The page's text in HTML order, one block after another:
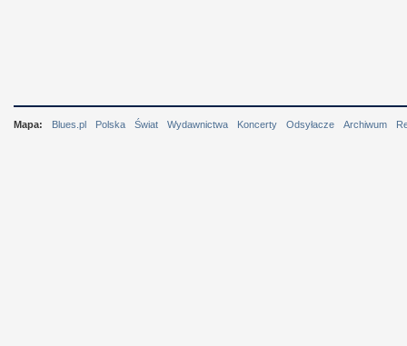
Mapa: Blues.pl Polska Świat Wydawnictwa Koncerty Odsyłacze Archiwum